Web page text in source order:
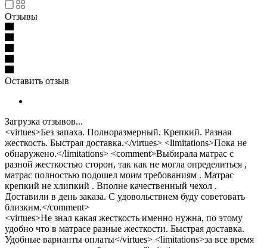
Отзывы
Оставить отзыв
Загрузка отзывов...
<virtues>Без запаха. Полноразмерный. Крепкий. Разная
жесткость. Быстрая доставка.</virtues> <limitations>Пока не
обнаружено.</limitations> <comment>Выбирала матрас с
разной жесткостью сторон, так как не могла определиться ,
матрас полностью подошел моим требованиям . Матрас
крепкий не хлипкий . Вполне качественный чехол .
Доставили в день заказа. С удовольствием буду советовать
близким.</comment>
<virtues>Не знал какая жесткость именно нужна, по этому
удобно что в матрасе разные жесткости. Быстрая доставка.
Удобные варианты оплаты</virtues> <limitations>за все время